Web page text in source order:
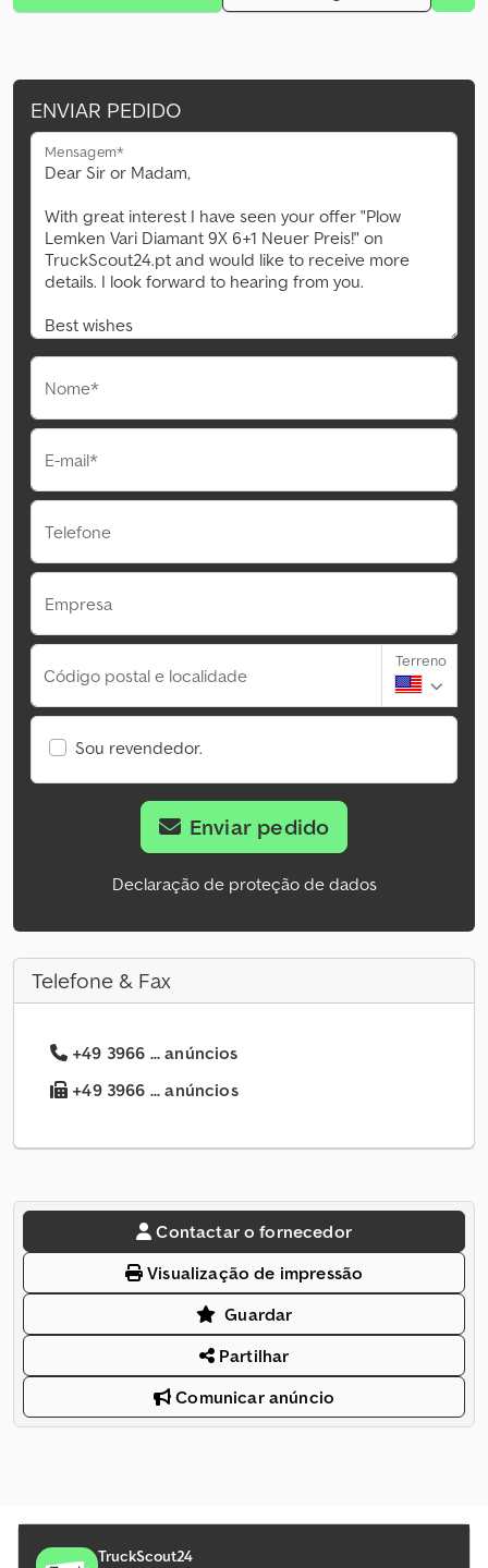
ENVIAR PEDIDO
Mensagem*
Nome*
E-mail*
Telefone
Empresa
Código postal e localidade
Terreno
Sou revendedor.
Enviar pedido
Declaração de proteção de dados
Telefone & Fax
+49 3966 ... anúncios
+49 3966 ... anúncios
Contactar o fornecedor
Visualização de impressão
Guardar
Partilhar
Comunicar anúncio
TruckScout24